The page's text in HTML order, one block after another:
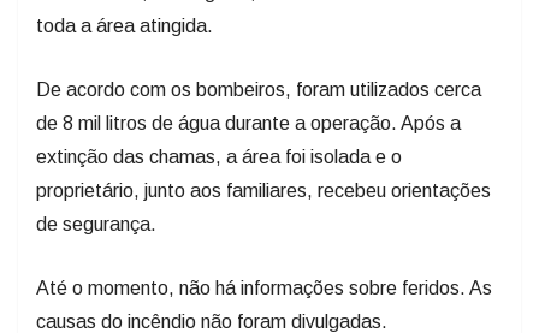
toda a área atingida.
De acordo com os bombeiros, foram utilizados cerca
de 8 mil litros de água durante a operação. Após a
extinção das chamas, a área foi isolada e o
proprietário, junto aos familiares, recebeu orientações
de segurança.
Até o momento, não há informações sobre feridos. As
causas do incêndio não foram divulgadas.